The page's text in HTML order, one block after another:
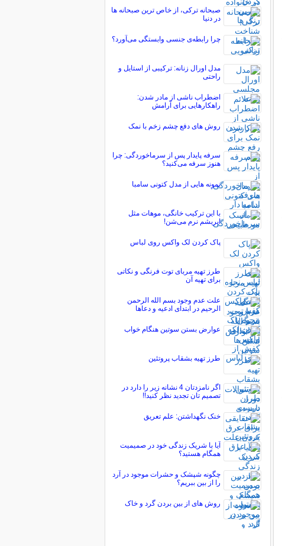
صبحانه ترکی، از خاص ترین صبحانه ها
در دنیا
چرا رابطه‌ی جنسی وابستگی می‌آورد؟
مدل اورال زنانه: ترکیبی از استایل و
راحتی
اضطراب ناشی از مادر شدن:
راهکارهایی برای آرامش
روش های دفع چشم زخم با نمک
سرفه پایدار پس از سرماخوردگی: چرا
هنوز سرفه می‌کنید؟
نمونه هایی از مدل کتونی سامبا
با این ترکیب خانگی، موهات مثل
ابریشم نرم می‌شن!
پاک کردن لک واکس روی لباس
طرز تهیه مربای توت فرنگی و نکاتی
برای تهیه آن
علت عدم وجود بسم الله الرحمن
الرحیم در ابتدای ادعیه و دعاها
عوارض بستن سوتین هنگام خواب
طرز تهیه بشقاب پروتئین
اگر نامزدتان 4 نشانه زیر را دارد در
تصمیم تان تجدید نظر کنید!!
خنک نگهداشتن: علم تعریق
آیا با شریک زندگی خود در صمیمیت
همگام هستید؟
چگونه شپشک و حشرات موجود در آرد
را از بین ببریم؟
روش های از بين بردن گرد و خاک